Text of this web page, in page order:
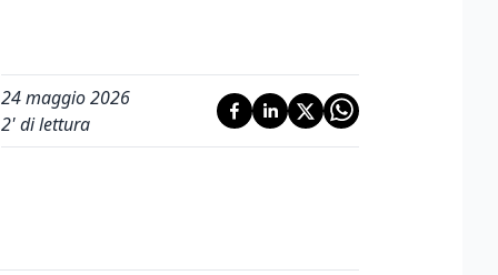
24 maggio 2026
2' di lettura